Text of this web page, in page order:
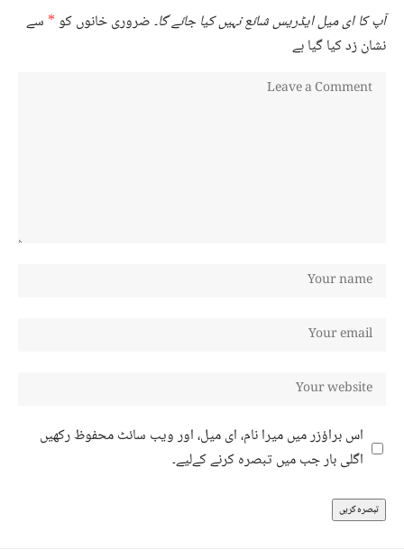
آپ کا ای میل ایڈریس شائع نہیں کیا جائے گا۔ضروری خانوں کو* سے
نشان زد کیا گیا ہے
اس براؤزر میں میرا نام، ای میل، اور ویب سائٹ محفوظ رکھیں
اگلی بار جب میں تبصرہ کرنے کےلیے۔